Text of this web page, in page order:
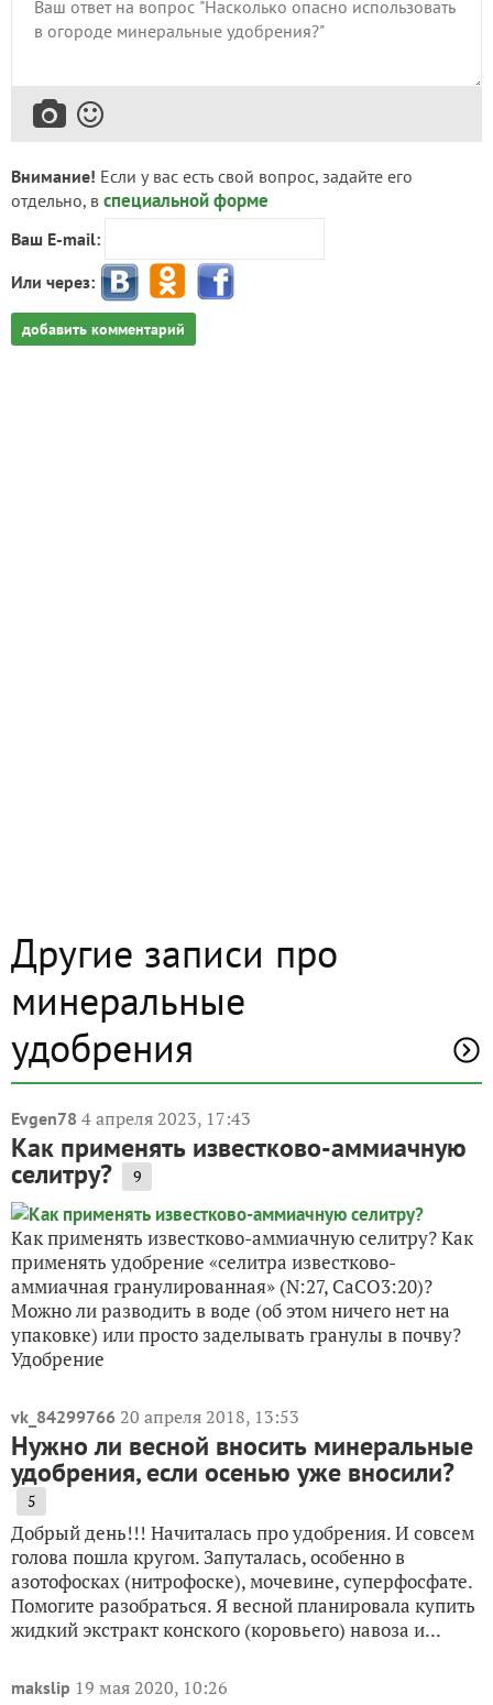
Внимание! Если у вас есть свой вопрос, задайте его
отдельно, в специальной форме
Ваш E-mail:
Или через:
добавить комментарий
Другие записи про
минеральные
удобрения
Evgen78 4 апреля 2023, 17:43
Как применять известково-аммиачную
селитру? 9
Как применять известково-аммиачную селитру? Как
применять удобрение «селитра известково-
аммиачная гранулированная» (N:27, CaCO3:20)?
Можно ли разводить в воде (об этом ничего нет на
упаковке) или просто заделывать гранулы в почву?
Удобрение
vk_84299766 20 апреля 2018, 13:53
Нужно ли весной вносить минеральные
удобрения, если осенью уже вносили?
5
Добрый день!!! Начиталась про удобрения. И совсем
голова пошла кругом. Запуталась, особенно в
азотофосках (нитрофоске), мочевине, суперфосфате.
Помогите разобраться. Я весной планировала купить
жидкий экстракт конского (коровьего) навоза и...
makslip 19 мая 2020, 10:26